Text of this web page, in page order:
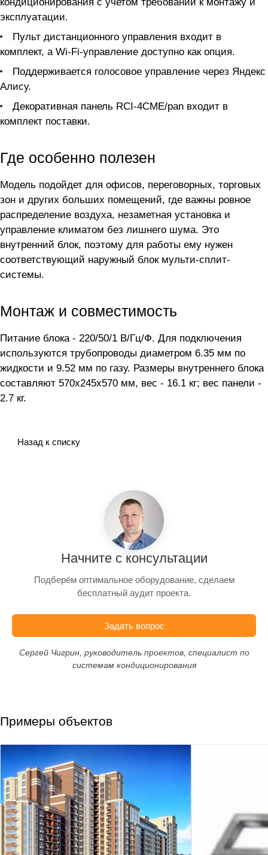
эксплуатации.
Пульт дистанционного управления входит в
комплект, а Wi-Fi-управление доступно как опция.
Поддерживается голосовое управление через Яндекс
Алису.
Декоративная панель RCI-4CME/pan входит в
комплект поставки.
Где особенно полезен
Модель подойдет для офисов, переговорных, торговых
зон и других больших помещений, где важны ровное
распределение воздуха, незаметная установка и
управление климатом без лишнего шума. Это
внутренний блок, поэтому для работы ему нужен
соответствующий наружный блок мульти-сплит-
системы.
Монтаж и совместимость
Питание блока - 220/50/1 В/Гц/Ф. Для подключения
используются трубопроводы диаметром 6.35 мм по
жидкости и 9.52 мм по газу. Размеры внутреннего блока
составляют 570x245x570 мм, вес - 16.1 кг; вес панели -
2.7 кг.
Назад к списку
Начните с консультации
Подберём оптимальное оборудование, сделаем
бесплатный аудит проекта.
Задать вопрос
Сергей Чигрин, руководитель проектов, специалист по
системам кондиционирования
Примеры объектов